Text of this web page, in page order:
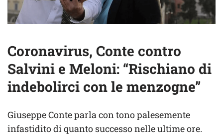
Coronavirus, Conte contro
Salvini e Meloni: “Rischiano di
indebolirci con le menzogne”
Giuseppe Conte parla con tono palesemente
infastidito di quanto successo nelle ultime ore.